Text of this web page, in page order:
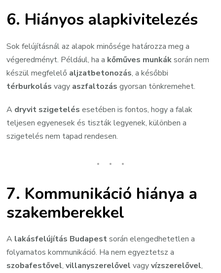
6. Hiányos alapkivitelezés
Sok felújításnál az alapok minősége határozza meg a
végeredményt. Például, ha a kőműves munkáksorán nem
készül megfelelő aljzatbetonozás, a későbbi
térburkolás vagy aszfaltozás gyorsan tönkremehet.
A dryvit szigetelés esetében is fontos, hogy a falak
teljesen egyenesek és tiszták legyenek, különben a
szigetelés nem tapad rendesen.
7. Kommunikáció hiánya a
szakemberekkel
A lakásfelújítás Budapestsorán elengedhetetlen a
folyamatos kommunikáció. Ha nem egyeztetsz a
szobafestővel,villanyszerelővel vagyvízszerelővel,